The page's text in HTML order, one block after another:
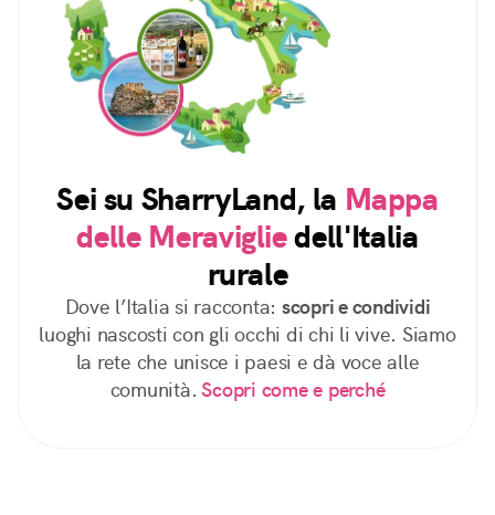
Sei su SharryLand, la Mappa
delle Meravigliedell'Italia
rurale
Dove l’Italia si racconta: scopri e condividi
luoghi nascosti con gli occhi di chi li vive. Siamo
la rete che unisce i paesi e dà voce alle
comunità. Scopri come e perché